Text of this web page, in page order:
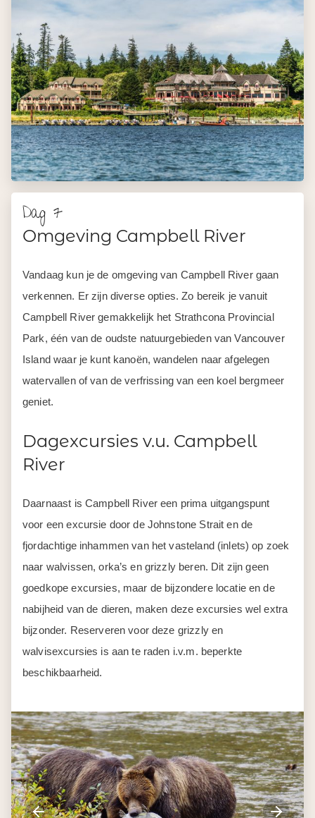
Dag 7
Omgeving Campbell River
Vandaag kun je de omgeving van Campbell River gaan
verkennen. Er zijn diverse opties. Zo bereik je vanuit
Campbell River gemakkelijk het Strathcona Provincial
Park, één van de oudste natuurgebieden van Vancouver
Island waar je kunt kanoën, wandelen naar afgelegen
watervallen of van de verfrissing van een koel bergmeer
geniet.
Dagexcursies v.u. Campbell
River
Daarnaast is Campbell River een prima uitgangspunt
voor een excursie door de Johnstone Strait en de
fjordachtige inhammen van het vasteland (inlets) op zoek
naar walvissen, orka’s en grizzly beren. Dit zijn geen
goedkope excursies, maar de bijzondere locatie en de
nabijheid van de dieren, maken deze excursies wel extra
bijzonder. Reserveren voor deze grizzly en
walvisexcursies is aan te raden i.v.m. beperkte
beschikbaarheid.